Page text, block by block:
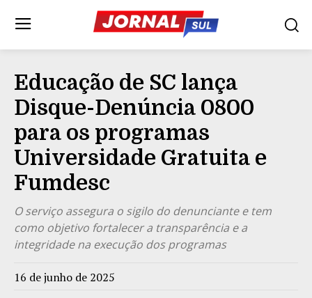
Educação de SC lança
Disque-Denúncia 0800
para os programas
Universidade Gratuita e
Fumdesc
O serviço assegura o sigilo do denunciante e tem
como objetivo fortalecer a transparência e a
integridade na execução dos programas
16 de junho de 2025